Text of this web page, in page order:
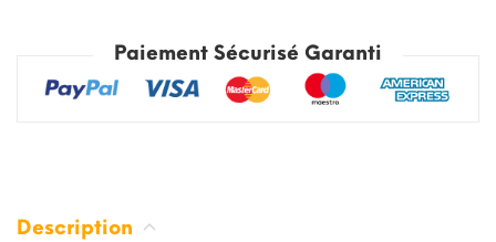
Paiement Sécurisé Garanti
Description